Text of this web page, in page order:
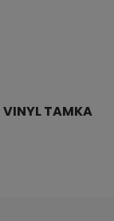
VINYL TAMKA